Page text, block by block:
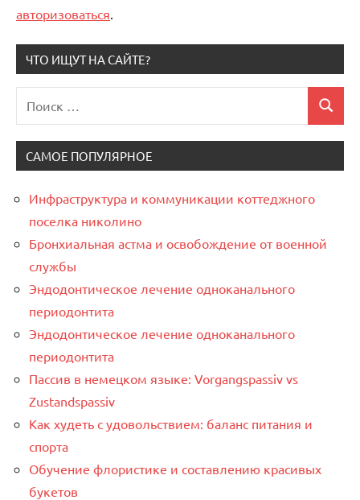
авторизоваться
ЧТО ИЩУТ НА САЙТЕ?
для:
Поиск
САМОЕ ПОПУЛЯРНОЕ
Инфраструктура и коммуникации коттеджного
поселка николино
Бронхиальная астма и освобождение от военной
службы
Эндодонтическое лечение одноканального
периодонтита
Эндодонтическое лечение одноканального
периодонтита
Пассив в немецком языке: Vorgangspassiv vs
Zustandspassiv
Как худеть с удовольствием: баланс питания и
спорта
Обучение флористике и составлению красивых
букетов